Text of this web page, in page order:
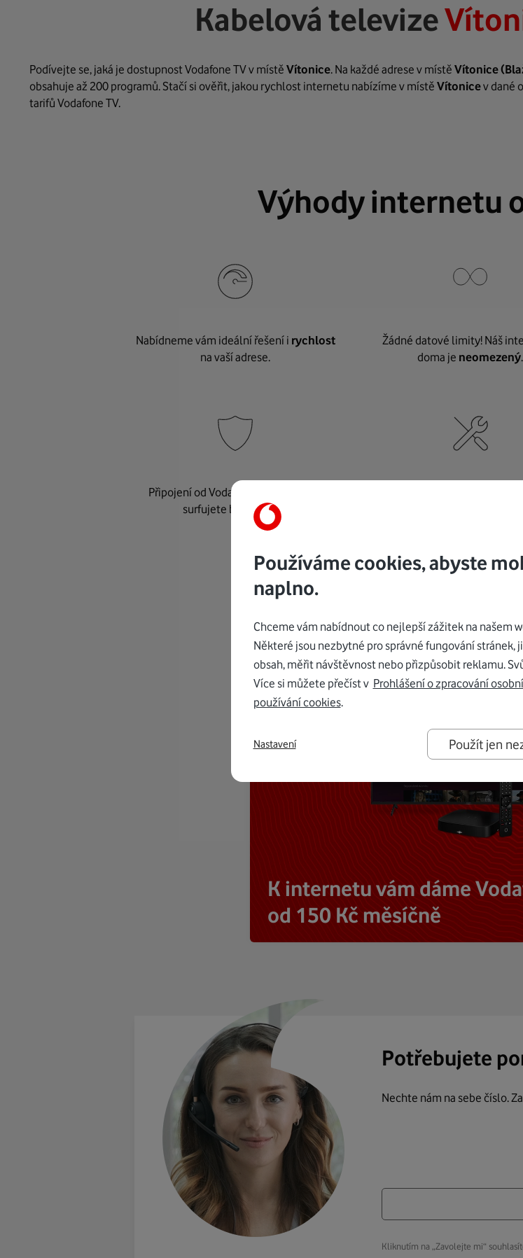
Kabelová televize
Podívejte se, jaká je dostupnost Vodafone TV v místě Vítonice. Na každé adrese v místě Vítonice
obsahuje až 200 programů. Stačí si ověřit, jakou rychlost internetu nabízíme v místě Vítonicev dané
tarifů Vodafone TV.
Výhody internetu
Nabídneme vám ideální řešení i rychlost
na vaší adrese.
Žádné datové limity! Náš
doma je neomezený.
Připojení od Vodafonu je
surfujete bez starostí.
K internetu vám dáme
od 150 Kč měsíčně
Potřebujete
Nechte nám na sebe číslo.
Kliknutím na „Zavolejte mi“
Používáme cookies, abyste
naplno.
Chceme vám nabídnout co nejlepší zážitek na našem
Některé jsou nezbytné pro správné fungování stránek,
obsah, měřit návštěvnost nebo přizpůsobit reklamu.
Více si můžete přečíst v Prohlášení o zpracování
používání cookies.
Použít jen
Nastavení